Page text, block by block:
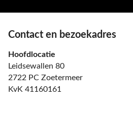
Contact en bezoekadres
Hoofdlocatie
Leidsewallen 80
2722 PC Zoetermeer
KvK 41160161